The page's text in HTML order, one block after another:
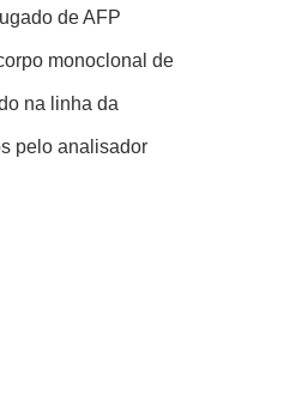
de AFP
monoclonal de
na linha da
pelo analisador